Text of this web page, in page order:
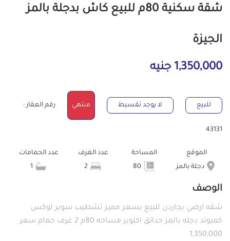
شقة سكنية 80م للبيع كاش بدجلة بالمز
الجيزة
1,350,000 جنيه
للبيع لا يوجد تقسيط منتهي رقم العقار :
43131
الموقع
دجلة بالمز
المساحة
عدد الغرف
عدد الحمامات
الوصف
شقه ارضي بجاردن للبيع بسعر مميز تشطيب سوبر لوكس
كمبوند دجله بالمز حدائق اكتوبر مساحه 80م 2 غرف حمام سعر
1,350,000